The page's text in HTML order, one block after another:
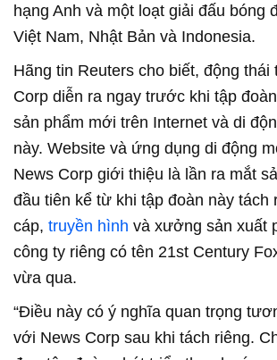
hạng Anh và một loạt giải đấu bóng
Việt Nam, Nhật Bản và Indonesia.
Hãng tin Reuters cho biết, động thái
Corp diễn ra ngay trước khi tập
sản phẩm mới trên Internet và di
này. Website và ứng dụng di động
News Corp giới thiệu là lần ra mắt
đầu tiên kể từ khi tập đoàn này tách
cáp, truyền hình và xưởng sản xuất
công ty riêng có tên 21st Century
vừa qua.
“Điều này có ý nghĩa quan trọng
với News Corp sau khi tách riêng.